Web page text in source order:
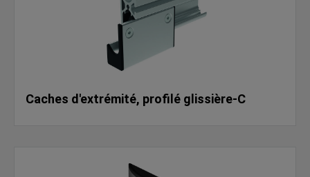
Caches d'extrémité, profilé glissière-C